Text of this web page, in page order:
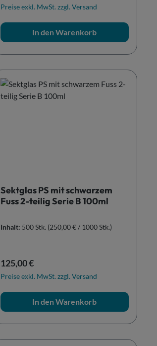
Preise exkl. MwSt. zzgl. Versand
In den Warenkorb
Sektglas PS mit schwarzem
Fuss 2-teilig Serie B 100ml
Inhalt: 500 Stk. (250,00 € / 1000 Stk.)
Regulärer Preis:
125,00 €
Preise exkl. MwSt. zzgl. Versand
In den Warenkorb